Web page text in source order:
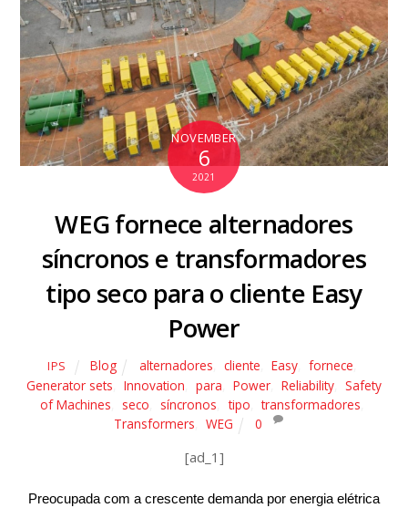
NOVEMBER
6
2021
WEG fornece alternadores
síncronos e transformadores
tipo seco para o cliente Easy
Power
IPS Blog alternadores cliente Easy, fornece
Generator sets
Innovation para Power Reliability
Safety
of Machines
seco síncronos tipo transformadores
Transformers
WEG 0
[ad_1]
Preocupada com a crescente demanda por energia elétrica